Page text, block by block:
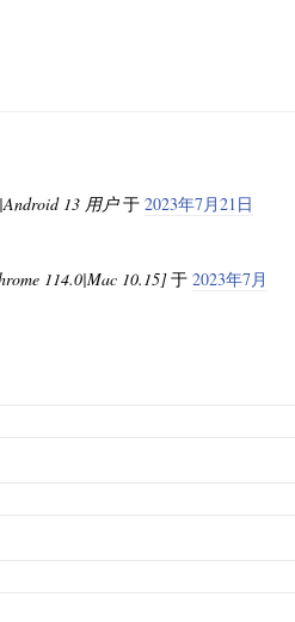
13 用户于 2023年7月21日
114.0|Mac 10.15]于 2023年7月